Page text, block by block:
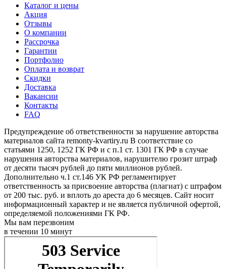
Каталог и цены
Акция
Отзывы
О компании
Рассрочка
Гарантии
Портфолио
Оплата и возврат
Скидки
Доставка
Вакансии
Контакты
FAQ
Предупреждение об ответственности за нарушение авторства
материалов сайта remonty-kvartiry.ru В соответствие со
статьями 1250, 1252 ГК РФ и с п.1 ст. 1301 ГК РФ в случае
нарушения авторства материалов, нарушителю грозит штраф
от десяти тысяч рублей до пяти миллионов рублей.
Дополнительно ч.1 ст.146 УК РФ регламентирует
ответственность за присвоение авторства (плагиат) с штрафом
от 200 тыс. руб. и вплоть до ареста до 6 месяцев. Сайт носит
информационный характер и не является публичной офертой,
определяемой положениями ГК РФ.
Мы вам перезвоним
в течении 10 минут